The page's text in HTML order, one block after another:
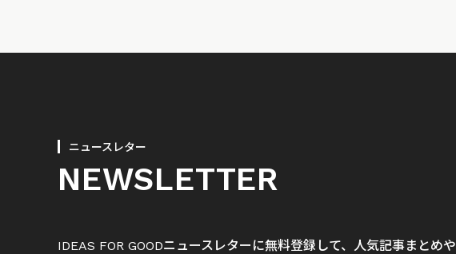
ニュースレター
NEWSLETTER
IDEAS FOR GOODニュースレターに無料登録して、人気記事まとめや